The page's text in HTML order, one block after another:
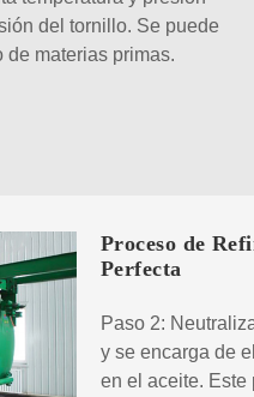
del tornillo. Se puede
de materias primas.
Proceso de
Perfecta
Paso 2:
y se encarga de
en el aceite. Este